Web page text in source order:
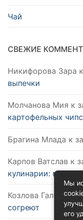
Чай
СВЕЖИЕ
Никифорова Зара
выпечки
Молчанова Мия к
картофельных
Брагина Млада к
Карпов Ватслав к
кулинарии:
Козлова Галинак
согреют
Мы
его